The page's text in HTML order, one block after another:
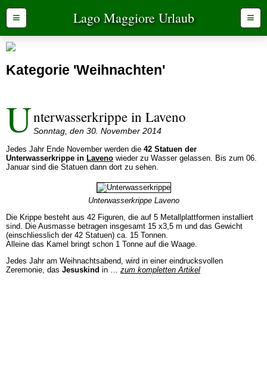
Lago Maggiore Urlaub
≡ ≡
Kategorie 'Weihnachten'
Unterwasserkrippe in Laveno
Sonntag, den 30. November 2014
Jedes Jahr Ende November werden die 42 Statuen der
Unterwasserkrippe in Laveno wieder zu Wasser gelassen. Bis zum 06.
Januar sind die Statuen dann dort zu sehen.
Unterwasserkrippe Laveno
Die Krippe besteht aus 42 Figuren, die auf 5 Metallplattformen installiert
sind. Die Ausmasse betragen insgesamt 15 x3,5 m und das Gewicht
(einschliesslich der 42 Statuen) ca. 15 Tonnen.
Alleine das Kamel bringt schon 1 Tonne auf die Waage.
Jedes Jahr am Weihnachtsabend, wird in einer eindrucksvollen
Zeremonie, das Jesuskind in … zum kompletten Artikel